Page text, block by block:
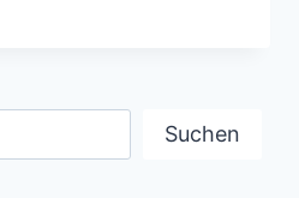
Suchen